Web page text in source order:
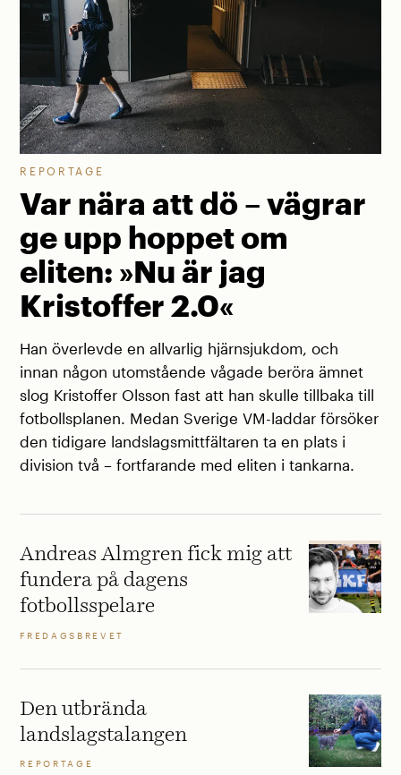
REPORTAGE
Var nära att dö – vägrar
ge upp hoppet om
eliten: »Nu är jag
Kristoffer 2.0«
Han överlevde en allvarlig hjärnsjukdom, och
innan någon utomstående vågade beröra ämnet
slog Kristoffer Olsson fast att han skulle tillbaka till
fotbollsplanen. Medan Sverige VM-laddar försöker
den tidigare landslagsmittfältaren ta en plats i
division två – fortfarande med eliten i tankarna.
Andreas Almgren fick mig att
fundera på dagens
fotbollsspelare
FREDAGSBREVET
Den utbrända
landslagstalangen
REPORTAGE